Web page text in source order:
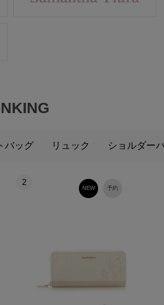
バッグ リュック ショルダー
2
予約
NEW